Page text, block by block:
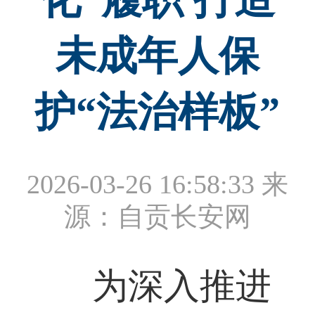
未成年人保
护“法治样板”
2026-03-26 16:58:33 来
源：自贡长安网
为深入推进